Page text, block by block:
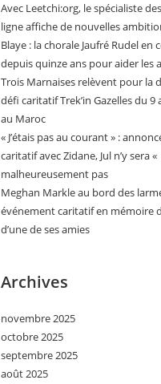
Avec Leetchi:org, le spécialiste
ligne affiche de nouvelles
Blaye : la chorale Jaufré Rudel en
depuis quinze ans pour aider les
Trois Marnaises relèvent pour la
défi caritatif Trek’in Gazelles du
au Maroc
« J’étais pas au courant » :
caritatif avec Zidane, Jul n’y sera «
malheureusement pas
Meghan Markle au bord des
événement caritatif en mémoire
d’une de ses amies
Archives
novembre 2025
octobre 2025
septembre 2025
août 2025